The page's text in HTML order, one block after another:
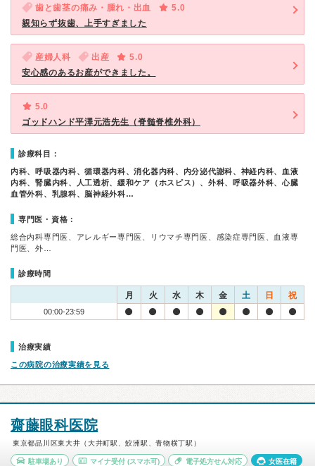
歯と歯茎の痛み・腫れ・出血
5.0
親知らず抜歯、上手すぎました
産婦人科 出産
5.0
安心感のあるお産ができました。
5.0
ゴッドハンド平澤元浩先生（脊髄脊椎外科）
診療科目：
内科、呼吸器内科、循環器内科、消化器内科、内分泌代謝科、神経内科、血液
内科、腎臓内科、人工透析、緩和ケア（ホスピス）、外科、呼吸器外科、心臓
血管外科、乳腺科、脳神経外科…
専門医・資格：
総合内科専門医、アレルギー専門医、リウマチ専門医、感染症専門医、血液専
門医、外…
診療時間
月 火 水 木 金 土 日 祝
00:00-23:59
治療実績
この病院の治療実績を見る
齋藤眼科医院
東京都品川区東大井（大井町駅、鮫洲駅、青物横丁駅）
駐車場あり マイナ受付(スマホ可) 電子処方せん対応 女医在籍